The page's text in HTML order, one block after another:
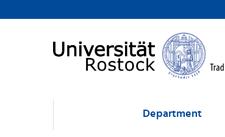
Department